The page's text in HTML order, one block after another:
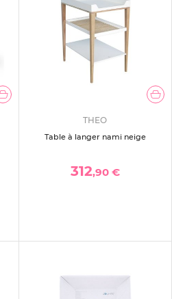
THEO
Table à langer nami neige
312,90 €